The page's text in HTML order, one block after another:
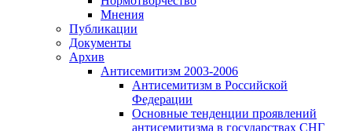
Мнения
Публикации
Документы
Архив
Антисемитизм 2003-2006
Антисемитизм в Российской
Федерации
Основные тенденции проявлений
антисемитизма в государствах СНГ